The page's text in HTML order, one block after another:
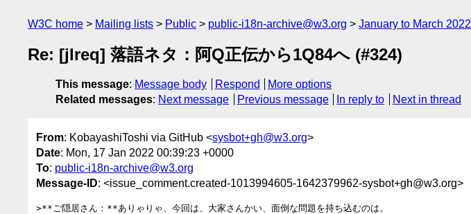
W3C home Mailing lists Public public-i18n-archive@w3.org January to March 2022
Re: [jlreq] 落語ネタ：阿Q正伝から1Q84へ (#324)
This message: Message body Respond
More options
Related messages: Next message Previous message In reply to Next in thread
From: KobayashiToshi via GitHub <sysbot+gh@w3.org>
Date: Mon, 17 Jan 2022 00:39:23 +0000
To: public-i18n-archive@w3.org
Message-ID: <issue_comment.created-1013994605-1642379962-sysbot+gh@w3.org>
>**ご隠居さん：**ありゃりゃ、今回は、大家さんかい、面倒な問題を持ち込むのは。